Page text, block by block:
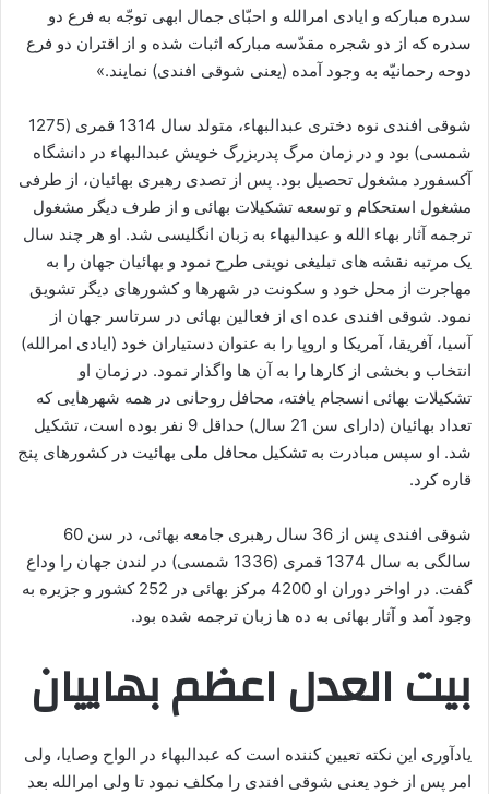
سدره مبارکه و ایادی امرالله و احبّای جمال ابهی توجّه به فرع دو
سدره که از دو شجره مقدّسه مبارکه اثبات شده و از اقتران دو فرع
دوحه رحمانیّه به وجود آمده (یعنی شوقی افندی) نمایند.»
شوقی افندی نوه دختری عبدالبهاء، متولد سال 1314 قمری (1275
شمسی) بود و در زمان مرگ پدربزرگ خویش عبدالبهاء در دانشگاه
آکسفورد مشغول تحصیل بود. پس از تصدی رهبری بهائیان، از طرفی
مشغول استحکام و توسعه تشکیلات بهائی و از طرف دیگر مشغول
ترجمه آثار بهاء الله و عبدالبهاء به زبان انگلیسی شد. او هر چند سال
یک مرتبه نقشه های تبلیغی نوینی طرح نمود و بهائیان جهان را به
مهاجرت از محل خود و سکونت در شهرها و کشورهای دیگر تشویق
نمود. شوقی افندی عده ای از فعالین بهائی در سرتاسر جهان از
آسیا، آفریقا، آمریکا و اروپا را به عنوان دستیاران خود (ایادی امرالله)
انتخاب و بخشی از کارها را به آن ها واگذار نمود. در زمان او
تشکیلات بهائی انسجام یافته، محافل روحانی در همه شهرهایی که
تعداد بهائیان (دارای سن 21 سال) حداقل 9 نفر بوده است، تشکیل
شد. او سپس مبادرت به تشکیل محافل ملی بهائیت در کشورهای پنج
قاره کرد.
شوقی افندی پس از 36 سال رهبری جامعه بهائی، در سن 60
سالگی به سال 1374 قمری (1336 شمسی) در لندن جهان را وداع
گفت. در اواخر دوران او 4200 مرکز بهائی در 252 کشور و جزیره به
وجود آمد و آثار بهائی به ده ها زبان ترجمه شده بود.
بیت العدل اعظمبهاییان
یادآوری این نکته تعیین کننده است که عبدالبهاء در الواح وصایا، ولی
امر پس از خود یعنی شوقی افندی را مکلف نمود تا ولی امرالله بعد